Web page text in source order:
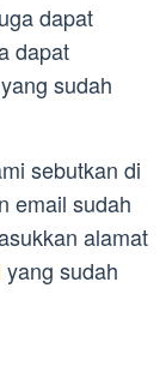
dapat
dapat
sudah
sebutkan di
email sudah
alamat
yang sudah